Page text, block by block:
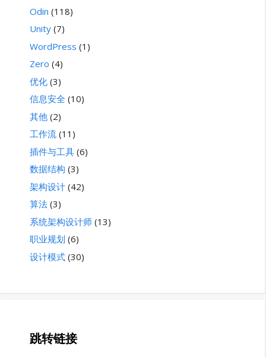
Odin (118)
Unity (7)
WordPress (1)
Zero (4)
优化 (3)
信息安全 (10)
其他 (2)
工作流 (11)
插件与工具 (6)
数据结构 (3)
架构设计 (42)
算法 (3)
系统架构设计师 (13)
职业规划 (6)
设计模式 (30)
跳转链接